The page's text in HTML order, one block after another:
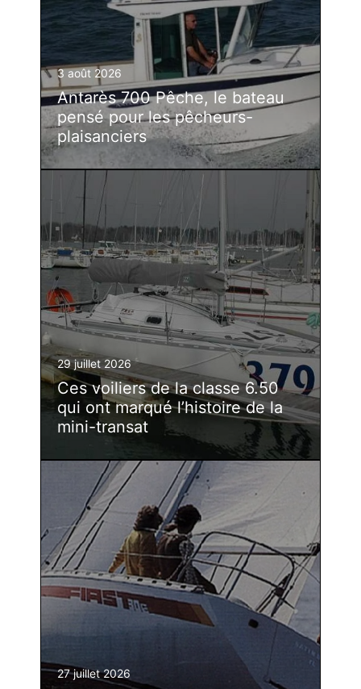
3 août 2026
Antarès 700 Pêche, le bateau
pensé pour les pêcheurs-
plaisanciers
29 juillet 2026
Ces voiliers de la classe 6.50
qui ont marqué l’histoire de la
mini-transat
27 juillet 2026